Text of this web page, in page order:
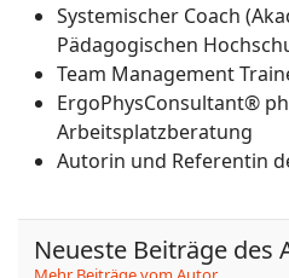
Systemischer Coach
Pädagogischen
Team Management
ErgoPhysConsultant®
Arbeitsplatzberatung
Autorin und Referentin
Neueste Beiträge des